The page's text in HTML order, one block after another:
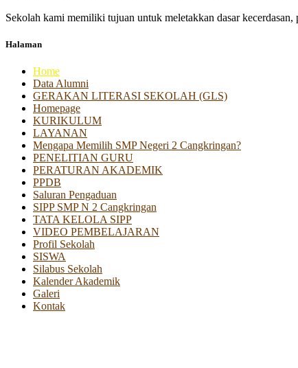
Sekolah kami memiliki tujuan untuk meletakkan dasar
Halaman
Home
Data Alumni
GERAKAN LITERASI SEKOLAH (GLS)
Homepage
KURIKULUM
LAYANAN
Mengapa Memilih SMP Negeri 2 Cangkringan?
PENELITIAN GURU
PERATURAN AKADEMIK
PPDB
Saluran Pengaduan
SIPP SMP N 2 Cangkringan
TATA KELOLA SIPP
VIDEO PEMBELAJARAN
Profil Sekolah
SISWA
Silabus Sekolah
Kalender Akademik
Galeri
Kontak